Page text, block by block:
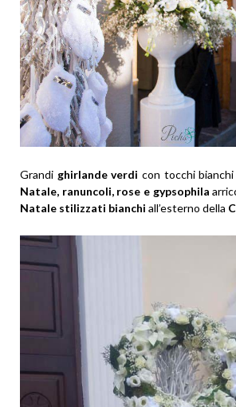
Grandi ghirlande verdi con tocchi
Natale, ranuncoli, rose e gypsophila
Natale stilizzati bianchi all’esterno della